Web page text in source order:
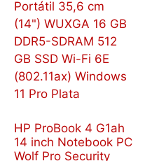
HP ProBook 4 G1ah
14 inch Notebook PC
Wolf Pro Security